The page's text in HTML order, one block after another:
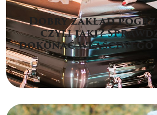
Dobry zakład
czyli jaki?
dokonać właściwego